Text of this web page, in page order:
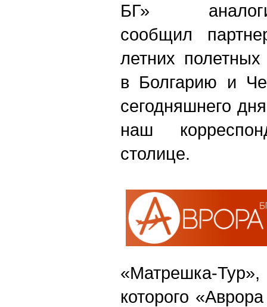
БГ»
сообщил
летних
в Болгарию и
сегодняшнего
наш
столице.
«Матрешка-
которого